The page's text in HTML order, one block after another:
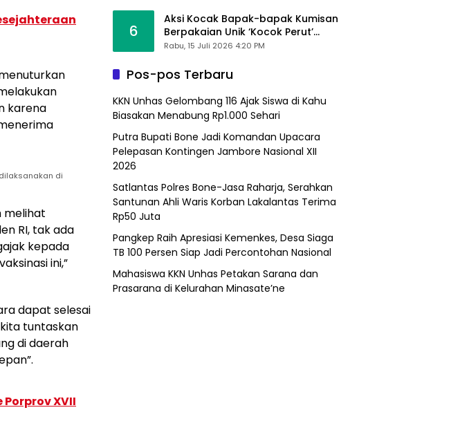
karena
di
melihat
RI, tak ada
kepada
ini,”
dapat selesai
tuntaskan
di daerah
XVII
6
Aksi Kocak Bapak-bapak Kumisan
Berpakaian Unik ‘Kocok Perut’
Pengunjung dan Pegawai
Sentuh Atm
Rabu, 15 Juli 2026 4:20 PM
Pos-pos Terbaru
KKN Unhas Gelombang 116 Ajak Siswa di Kahu
Biasakan Menabung Rp1.000 Sehari
Putra Bupati Bone Jadi Komandan Upacara
Pelepasan Kontingen Jambore Nasional XII
2026
Satlantas Polres Bone-Jasa Raharja, Serahkan
Santunan Ahli Waris Korban Lakalantas Terima
Rp50 Juta
Pangkep Raih Apresiasi Kemenkes, Desa Siaga
TB 100 Persen Siap Jadi Percontohan Nasional
Mahasiswa KKN Unhas Petakan Sarana dan
Prasarana di Kelurahan Minasate’ne